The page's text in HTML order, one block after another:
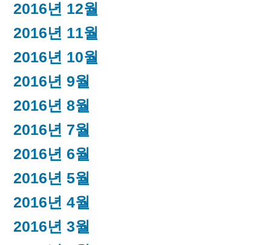
2016년 12월
2016년 11월
2016년 10월
2016년 9월
2016년 8월
2016년 7월
2016년 6월
2016년 5월
2016년 4월
2016년 3월